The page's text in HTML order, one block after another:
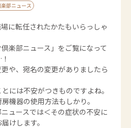
部ニュース
に転任されたかたもいらっしゃ
楽部ニュース」をご覧になって
や、宛名の変更がありましたら
には不安がつきものですよね。
機器の使用方法もしかり。
ュースでは＜その症状の不安に
けします。